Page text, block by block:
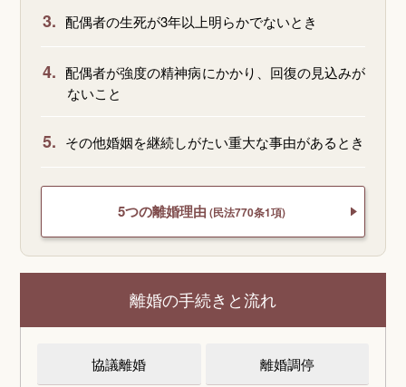
3. 配偶者の生死が3年以上明らかでないとき
4. 配偶者が強度の精神病にかかり、回復の見込みが
ないこと
5. その他婚姻を継続しがたい重大な事由があるとき
5つの離婚理由 (民法770条1項)
離婚の手続きと流れ
協議離婚 離婚調停